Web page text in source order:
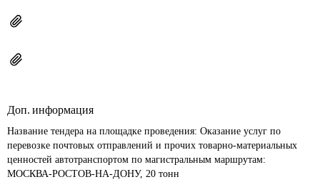
Доп. информация
Название тендера на площадке проведения: Оказание услуг по
перевозке почтовых отправлений и прочих товарно-материальных
ценностей автотранспортом по магистральным маршрутам:
МОСКВА-РОСТОВ-НА-ДОНУ, 20 тонн